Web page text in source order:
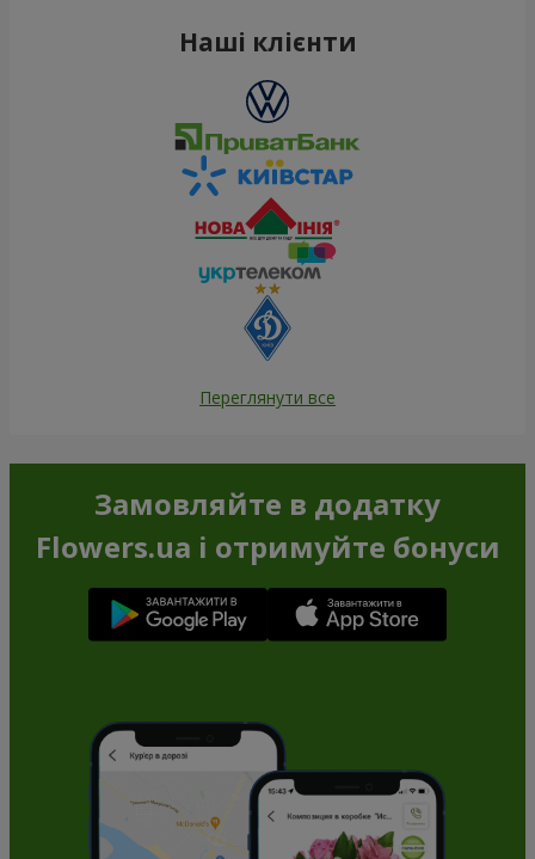
Наші клієнти
Переглянути все
Замовляйте в додатку
Flowers.ua і отримуйте бонуси